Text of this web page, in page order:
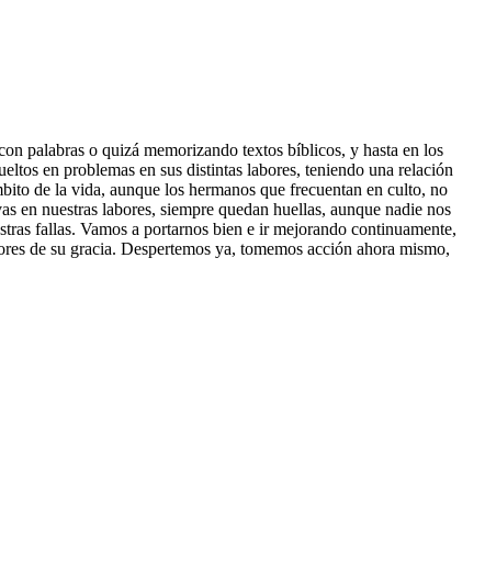
palabras o quizá memorizando textos bíblicos, y hasta en los
en problemas en sus distintas labores, teniendo una relación
de la vida, aunque los hermanos que frecuentan en culto, no
en nuestras labores, siempre quedan huellas, aunque nadie nos
fallas. Vamos a portarnos bien e ir mejorando continuamente,
de su gracia. Despertemos ya, tomemos acción ahora mismo,